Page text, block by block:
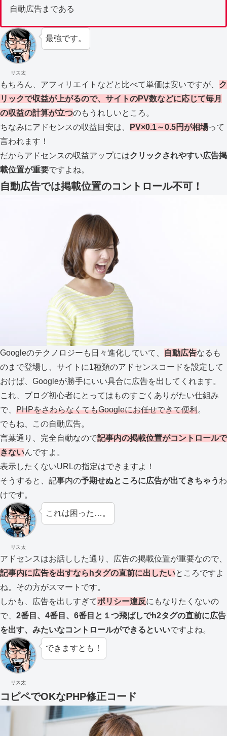
自動広告まである
リス太
最強です。
もちろん、アフィリエイトなどと比べて単価は安いですが、 ク
リックで収益が上がるので、サイトのPV数などに応じて毎月
の収益の計算が立つのもうれしいところ。
ちなみにアドセンスの収益目安は、
PV×0.1～0.5円が相場って
言われます！
だからアドセンスの収益アップにはクリックされやすい広告掲
載位置が重要ですよね。
自動広告では掲載位置のコントロール不可！
Googleのテクノロジーも日々進化していて、 自動広告なるも
のまで登場し、サイトに1種類のアドセンスコードを設定して
おけば、Googleが勝手にいい具合に広告を出してくれます。
これ、ブログ初心者にとってはものすごくありがたい仕組み
で、 PHPをさわらなくてもGoogleにお任せできて便利。
でもね、この自動広告。
言葉通り、完全自動なので記事内の掲載位置がコントロールで
きないんですよ。
表示したくないURLの指定はできますよ！
そうすると、記事内の予期せぬところに広告が出てきちゃう わ
けです。
リス太
これは困った…。
アドセンスはお話しした通り、広告の掲載位置が重要なので、
記事内に広告を出すならhタグの直前に出したいところですよ
ね。その方がスマートです。
しかも、広告を出しすぎてポリシー違反にもなりたくないの
で、 2番目、4番目、6番目と１つ飛ばしでh2タグの直前に広告
を出す、みたいなコントロールができるといいですよね。
リス太
できますとも！
コピペでOKなPHP修正コード